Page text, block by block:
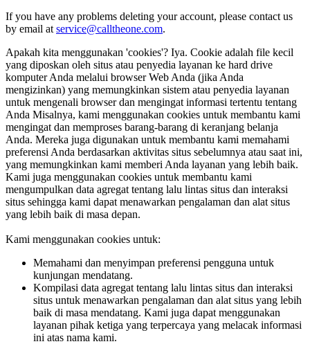
If you have any problems deleting your account, please contact us
by email at service@calltheone.com.
Apakah kita menggunakan 'cookies'? Iya. Cookie adalah file kecil
yang diposkan oleh situs atau penyedia layanan ke hard drive
komputer Anda melalui browser Web Anda (jika Anda
mengizinkan) yang memungkinkan sistem atau penyedia layanan
untuk mengenali browser dan mengingat informasi tertentu tentang
Anda Misalnya, kami menggunakan cookies untuk membantu kami
mengingat dan memproses barang-barang di keranjang belanja
Anda. Mereka juga digunakan untuk membantu kami memahami
preferensi Anda berdasarkan aktivitas situs sebelumnya atau saat ini,
yang memungkinkan kami memberi Anda layanan yang lebih baik.
Kami juga menggunakan cookies untuk membantu kami
mengumpulkan data agregat tentang lalu lintas situs dan interaksi
situs sehingga kami dapat menawarkan pengalaman dan alat situs
yang lebih baik di masa depan.
Kami menggunakan cookies untuk:
Memahami dan menyimpan preferensi pengguna untuk
kunjungan mendatang.
Kompilasi data agregat tentang lalu lintas situs dan interaksi
situs untuk menawarkan pengalaman dan alat situs yang lebih
baik di masa mendatang. Kami juga dapat menggunakan
layanan pihak ketiga yang terpercaya yang melacak informasi
ini atas nama kami.